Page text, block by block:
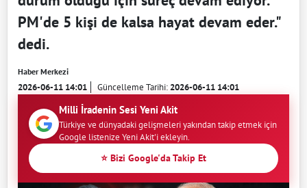
PM'de 5 kişi de kalsa hayat devam eder."
dedi.
Haber Merkezi
2026-06-11 14:01 Güncelleme Tarihi:2026-06-11 14:01
Milli İradenin Sesi Yeni Akit
Türkiye ve dünyadaki gelişmeleri yakından takip etmek için
Google listenize Yeni Akit'i ekleyin.
⭐ Bizi Google'da Takip Et